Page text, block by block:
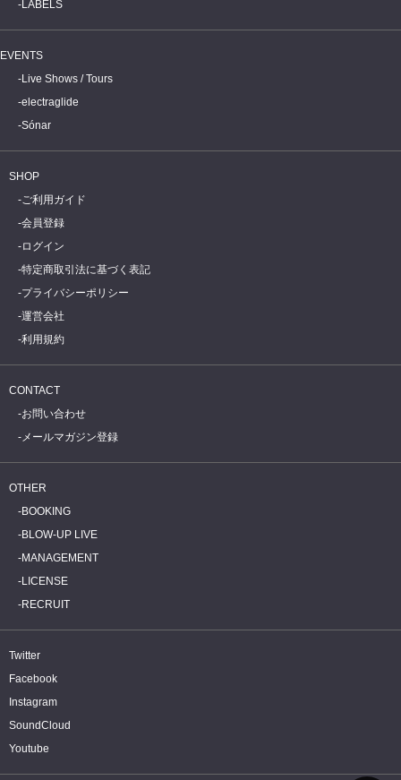
LABELS
EVENTS
Live Shows / Tours
electraglide
Sónar
SHOP
ご利用ガイド
会員登録
ログイン
特定商取引法に基づく表記
プライバシーポリシー
運営会社
利用規約
CONTACT
お問い合わせ
メールマガジン登録
OTHER
BOOKING
BLOW-UP LIVE
MANAGEMENT
LICENSE
RECRUIT
Twitter
Facebook
Instagram
SoundCloud
Youtube